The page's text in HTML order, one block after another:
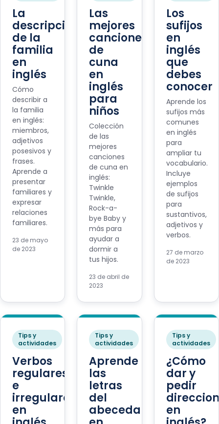
La
descripción
de la
familia
en
inglés
Cómo
describir a
la familia
en inglés:
miembros,
adjetivos
posesivos y
frases.
Aprende a
presentar
familiares y
expresar
relaciones
familiares.
23 de mayo
de 2023
Las
mejores
canciones
de
cuna
en
inglés
para
niños
Colección
de las
mejores
canciones
de cuna en
inglés:
Twinkle
Twinkle,
Rock-a-
bye Baby y
más para
ayudar a
dormir a
tus hijos.
23 de abril de
2023
Los
sufijos
en
inglés
que
debes
conocer
Aprende los
sufijos más
comunes
en inglés
para
ampliar tu
vocabulario.
Incluye
ejemplos
de sufijos
para
sustantivos,
adjetivos y
verbos.
27 de marzo
de 2023
Tips y
actividades
Verbos
regulares
e
irregulares
en
Tips y
actividades
Aprende
las
letras
del
abecedario
Tips y
actividades
¿Cómo
dar y
pedir
en